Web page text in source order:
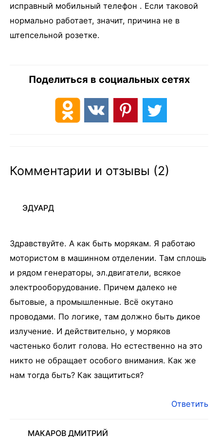
исправный мобильный телефон . Если таковой
нормально работает, значит, причина не в
штепсельной розетке.
Поделиться в социальных сетях
Комментарии и отзывы (2)
ЭДУАРД
Здравствуйте. А как быть морякам. Я работаю
мотористом в машинном отделении. Там сплошь
и рядом генераторы, эл.двигатели, всякое
электрооборудование. Причем далеко не
бытовые, а промышленные. Всё окутано
проводами. По логике, там должно быть дикое
излучение. И действительно, у моряков
частенько болит голова. Но естественно на это
никто не обращает особого внимания. Как же
нам тогда быть? Как защититься?
Ответить
МАКАРОВ ДМИТРИЙ